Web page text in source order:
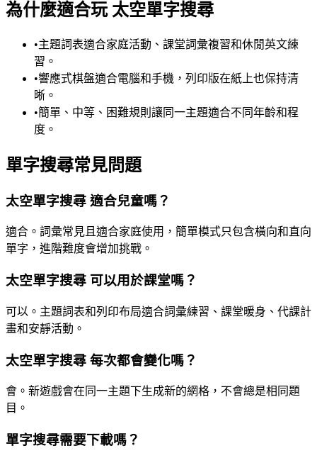
為什麼適合玩 太空單字搜尋
•主題詞表適合家庭活動、課堂詞彙複習和休閒英文練
習。
•響應式棋盤適合電腦和手機，列印版在紙上也保持清
晰。
•簡單、中等、困難規則讓同一主題適合不同年齡和程
度。
單字搜尋常見問題
太空單字搜尋 適合兒童嗎？
適合。詞彙常見且適合家庭使用，簡單模式只包含橫向和直向
單字，進階難度會增加挑戰。
太空單字搜尋 可以用於課堂嗎？
可以。主題詞表和列印布局適合詞彙練習、課堂暖身、代課計
畫和安靜活動。
太空單字搜尋 每次都會變化嗎？
會。新遊戲會在同一主題下生成新的網格，不會總是相同題
目。
單字搜尋需要下載嗎？